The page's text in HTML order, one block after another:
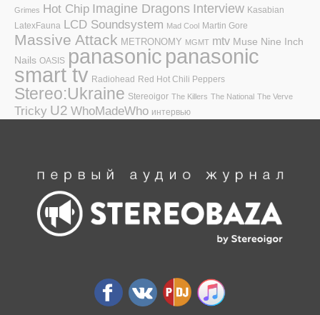
Grimes Hot Chip Imagine Dragons Interview Kasabian
LatexFauna LCD Soundsystem Mad Cool Martin Gore
Massive Attack METRONOMY MGMT mtv Muse Nine Inch
Nails OASIS panasonic panasonic
smart tv Radiohead Red Hot Chili Peppers
Stereo:Ukraine Stereoigor The Killers The National The Verve
Tricky U2 WhoMadeWho интервью